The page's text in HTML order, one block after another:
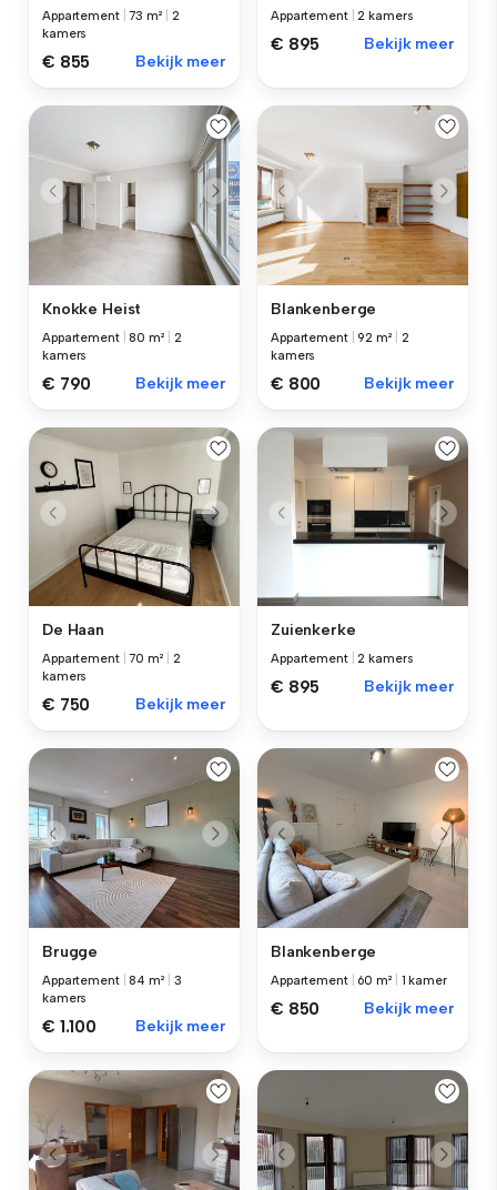
Appartement |73 m²
2
kamers
€ 855 Bekijk meer
Appartement |2 kamers
€ 895 Bekijk meer
Knokke Heist
Appartement |80 m²
2
kamers
€ 790 Bekijk meer
Blankenberge
Appartement |92 m²
2
kamers
€ 800 Bekijk meer
De Haan
Appartement |70 m²
2
kamers
€ 750 Bekijk meer
Zuienkerke
Appartement |2 kamers
€ 895 Bekijk meer
Brugge
Appartement |84 m²
3
kamers
€ 1.100 Bekijk meer
Blankenberge
Appartement 60 m² 1 kamer
€ 850 Bekijk meer